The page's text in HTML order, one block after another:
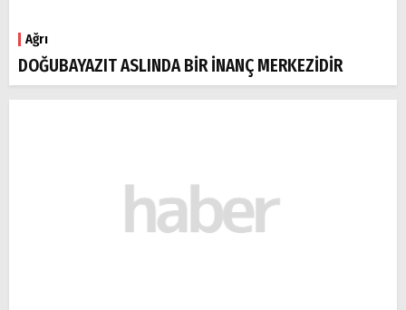
Ağrı
DOĞUBAYAZIT ASLINDA BİR İNANÇ MERKEZİDİR